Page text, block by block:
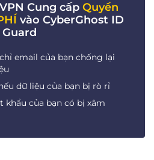
Cung cấp Quyền
vào CyberGhost ID
Guard
email của bạn chống lại
dữ liệu của bạn bị rò rỉ
khẩu của bạn có bị xâm